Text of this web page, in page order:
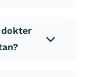
dokter